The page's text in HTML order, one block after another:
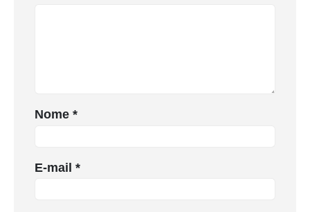
Nome *
E-mail *